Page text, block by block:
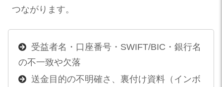
つながります。
受益者名・口座番号・SWIFT/BIC・銀行名
の不一致や欠落
送金目的の不明確さ、裏付け資料（インボ